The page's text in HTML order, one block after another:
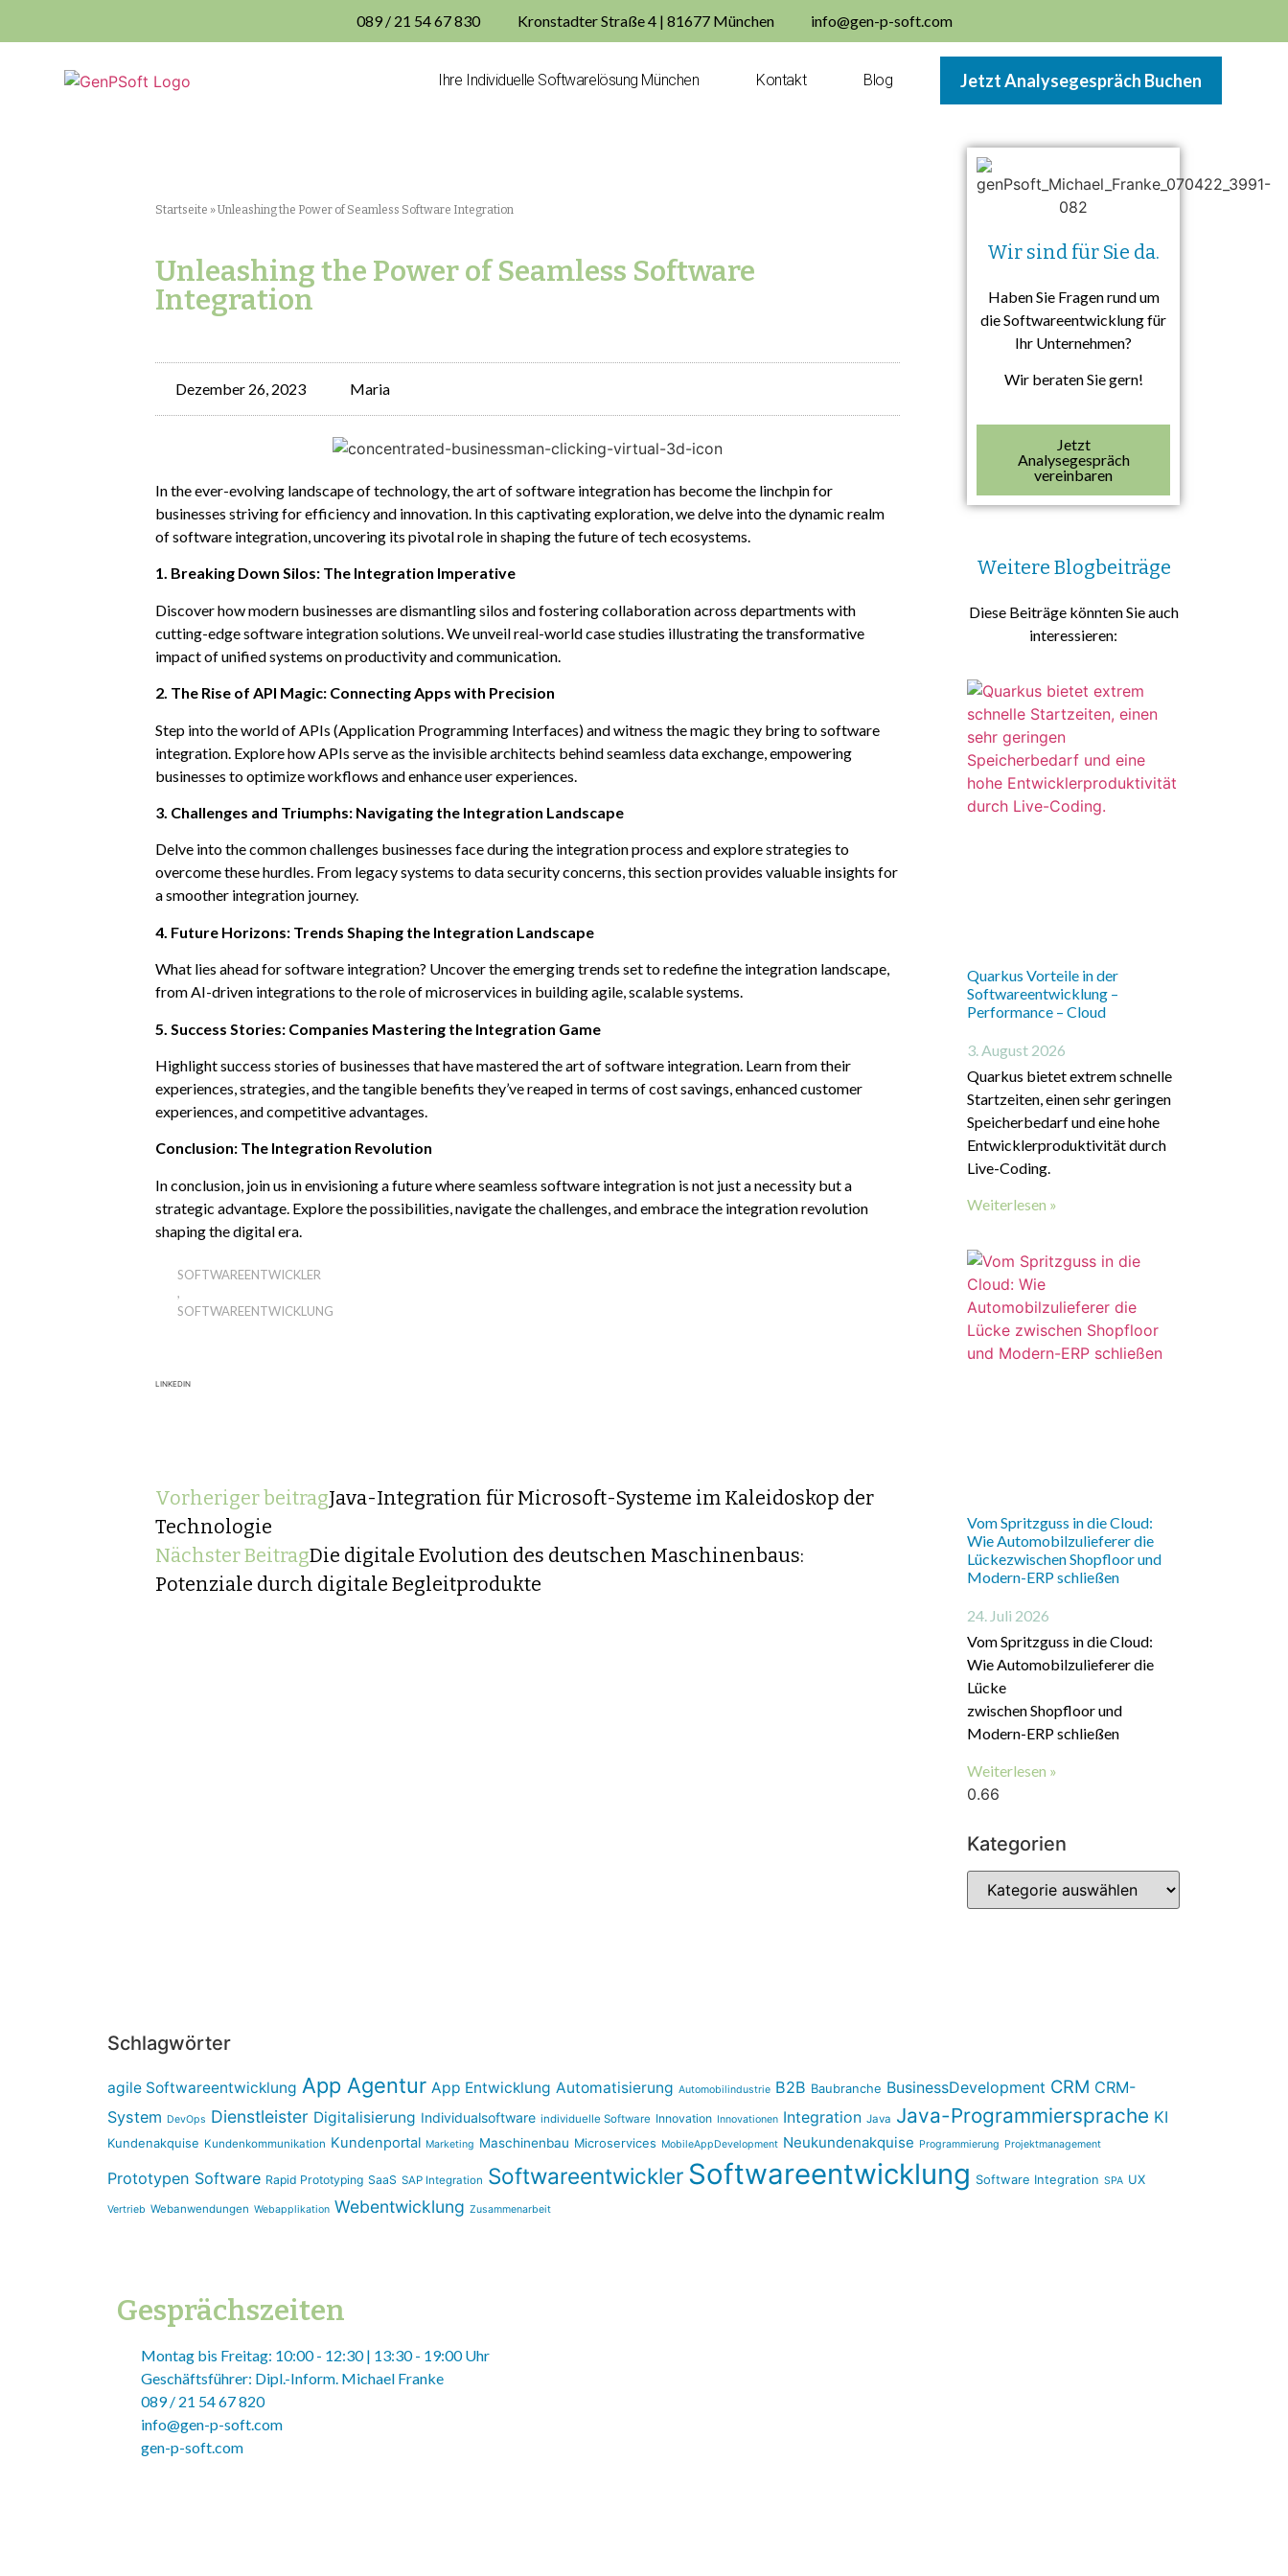
089 / 21 54 67 830 Kronstadter Straße 4 | 81677 München info@gen-p-soft.com
Ihre Individuelle Softwarelösung München Kontakt Blog Jetzt Analysegespräch Buchen
Startseite »Unleashing the Power of Seamless Software Integration
Unleashing the Power of Seamless Software
Integration
Dezember 26, 2023 Maria
In the ever-evolving landscape of technology, the art of software integration has become the linchpin for
businesses striving for efficiency and innovation. In this captivating exploration, we delve into the dynamic realm
of software integration, uncovering its pivotal role in shaping the future of tech ecosystems.
1. Breaking Down Silos: The Integration Imperative
Discover how modern businesses are dismantling silos and fostering collaboration across departments with
cutting-edge software integration solutions. We unveil real-world case studies illustrating the transformative
impact of unified systems on productivity and communication.
2. The Rise of API Magic: Connecting Apps with Precision
Step into the world of APIs (Application Programming Interfaces) and witness the magic they bring to software
integration. Explore how APIs serve as the invisible architects behind seamless data exchange, empowering
businesses to optimize workflows and enhance user experiences.
3. Challenges and Triumphs: Navigating the Integration Landscape
Delve into the common challenges businesses face during the integration process and explore strategies to
overcome these hurdles. From legacy systems to data security concerns, this section provides valuable insights for
a smoother integration journey.
4. Future Horizons: Trends Shaping the Integration Landscape
What lies ahead for software integration? Uncover the emerging trends set to redefine the integration landscape,
from AI-driven integrations to the role of microservices in building agile, scalable systems.
5. Success Stories: Companies Mastering the Integration Game
Highlight success stories of businesses that have mastered the art of software integration. Learn from their
experiences, strategies, and the tangible benefits they’ve reaped in terms of cost savings, enhanced customer
experiences, and competitive advantages.
Conclusion: The Integration Revolution
In conclusion, join us in envisioning a future where seamless software integration is not just a necessity but a
strategic advantage. Explore the possibilities, navigate the challenges, and embrace the integration revolution
shaping the digital era.
SOFTWAREENTWICKLER
,
SOFTWAREENTWICKLUNG
LINKEDIN
Vorheriger beitragJava-Integration für Microsoft-Systeme im Kaleidoskop der
Technologie
Nächster BeitragDie digitale Evolution des deutschen Maschinenbaus:
Potenziale durch digitale Begleitprodukte
Wir sind für Sie da.
Haben Sie Fragen rund um
die Softwareentwicklung für
Ihr Unternehmen?
Wir beraten Sie gern!
Jetzt
Analysegespräch
vereinbaren
Weitere Blogbeiträge
Diese Beiträge könnten Sie auch
interessieren:
Quarkus Vorteile in der
Softwareentwicklung –
Performance – Cloud
3. August 2026
Quarkus bietet extrem schnelle
Startzeiten, einen sehr geringen
Speicherbedarf und eine hohe
Entwicklerproduktivität durch
Live-Coding.
Weiterlesen »
Vom Spritzguss in die Cloud:
Wie Automobilzulieferer die
Lückezwischen Shopfloor und
Modern-ERP schließen
24. Juli 2026
Vom Spritzguss in die Cloud:
Wie Automobilzulieferer die
Lücke
zwischen Shopfloor und
Modern-ERP schließen
Weiterlesen »
Kategorien
Schlagwörter
agile Softwareentwicklung App Agentur App Entwicklung Automatisierung Automobilindustrie B2B Baubranche BusinessDevelopment CRM CRM-
System DevOps Dienstleister Digitalisierung Individualsoftware individuelle Software Innovation Innovationen Integration Java Java-Programmiersprache KI
Kundenakquise Kundenkommunikation Kundenportal Marketing Maschinenbau Microservices MobileAppDevelopment Neukundenakquise Programmierung Projektmanagement
Prototypen Software Rapid Prototyping SaaS SAP Integration Softwareentwickler Softwareentwicklung Software Integration SPA UX
Vertrieb Webanwendungen Webapplikation Webentwicklung Zusammenarbeit
Gesprächszeiten
Montag bis Freitag: 10:00 - 12:30 | 13:30 - 19:00 Uhr
Geschäftsführer: Dipl.-Inform. Michael Franke
089 / 21 54 67 820
info@gen-p-soft.com
gen-p-soft.com